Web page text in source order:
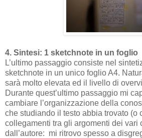
4. Sintesi: 1 sketchnote in un foglio
L’ultimo passaggio consiste nel
sketchnote in un unico foglio A4.
sarà molto elevata ed il livello di
Durante quest’ultimo passaggio mi
cambiare l’organizzazione della
che studiando il testo abbia trovato (o
collegamenti tra gli argomenti dei vari
dall’autore: mi ritrovo spesso a